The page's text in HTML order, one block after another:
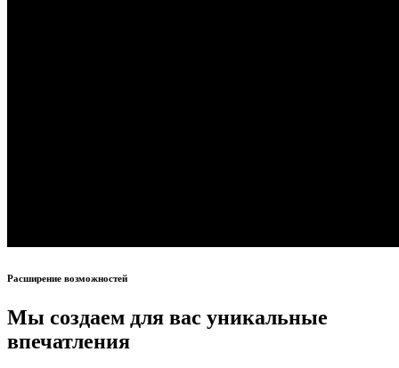
Расширение возможностей
Мы создаем для вас уникальные
впечатления